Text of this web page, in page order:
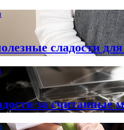
сладости
за считанные